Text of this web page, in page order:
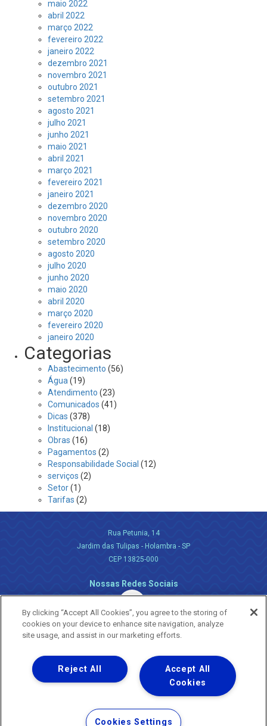
maio 2022
abril 2022
março 2022
fevereiro 2022
janeiro 2022
dezembro 2021
novembro 2021
outubro 2021
setembro 2021
agosto 2021
julho 2021
junho 2021
maio 2021
abril 2021
março 2021
fevereiro 2021
janeiro 2021
dezembro 2020
novembro 2020
outubro 2020
setembro 2020
agosto 2020
julho 2020
junho 2020
maio 2020
abril 2020
março 2020
fevereiro 2020
janeiro 2020
Categorias
Abastecimento (56)
Água (19)
Atendimento (23)
Comunicados (41)
Dicas (378)
Institucional (18)
Obras (16)
Pagamentos (2)
Responsabilidade Social (12)
serviços (2)
Setor(1)
Tarifas (2)
Rua Petunia, 14
Jardim das Tulipas - Holambra - SP
CEP 13825-000
Nossas Redes Sociais
Uma empresa
Copyright ® 2026 - Todos os Direitos Reservados.
Nossa natureza movimenta a vida
Termos Gerais de Uso de Sites e Aplicativos
By clicking “Accept All Cookies”, you agree to the storing of
cookies on your device to enhance site navigation, analyze
site usage, and assist in our marketing efforts.
Accept All
Cookies
Reject All
Cookies Settings